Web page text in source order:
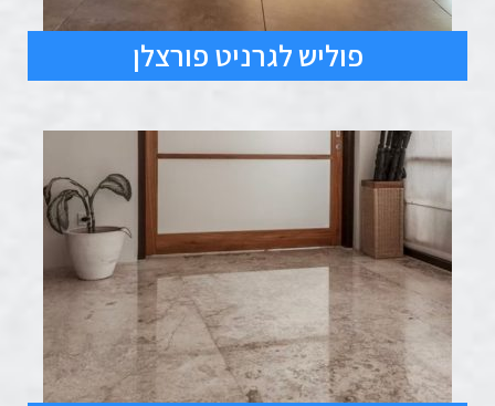
פוליש לגרניט פורצלן